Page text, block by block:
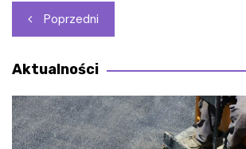
Nawigacja
wpisu
Poprzedni
Aktualności